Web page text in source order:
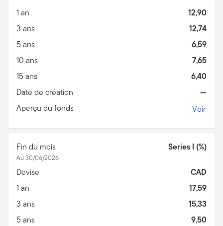
1 an
12,90
3 ans
12,74
5 ans
6,59
10 ans
7,65
15 ans
6,40
Date de création
—
Aperçu du fonds
Voir
Fin du mois
Au 30/06/2026
Series I (%)
Devise
CAD
1 an
17,59
3 ans
15,33
5 ans
9,50